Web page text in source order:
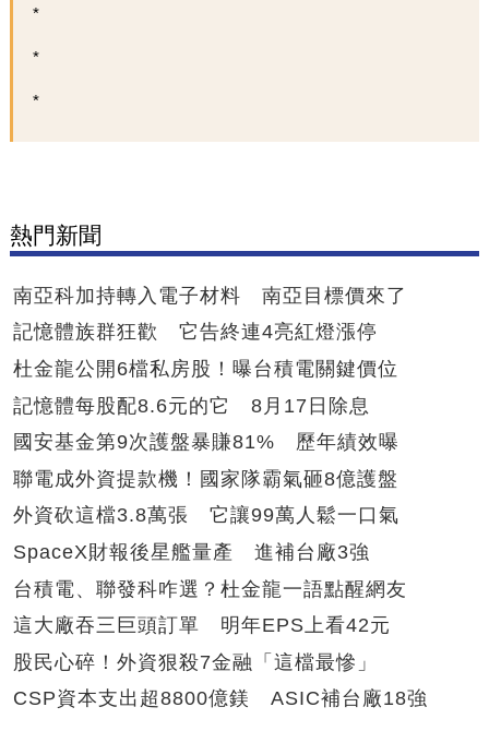
熱門新聞
南亞科加持轉入電子材料 南亞目標價來了
記憶體族群狂歡 它告終連4亮紅燈漲停
杜金龍公開6檔私房股！曝台積電關鍵價位
記憶體每股配8.6元的它 8月17日除息
國安基金第9次護盤暴賺81% 歷年績效曝
聯電成外資提款機！國家隊霸氣砸8億護盤
外資砍這檔3.8萬張 它讓99萬人鬆一口氣
SpaceX財報後星艦量產 進補台廠3強
台積電、聯發科咋選？杜金龍一語點醒網友
這大廠吞三巨頭訂單 明年EPS上看42元
股民心碎！外資狠殺7金融「這檔最慘」
CSP資本支出超8800億鎂 ASIC補台廠18強